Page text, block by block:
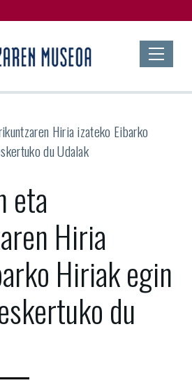
Hiria izateko Eibarko
du Udalak
eta
Hiria
Hiriak egin
du